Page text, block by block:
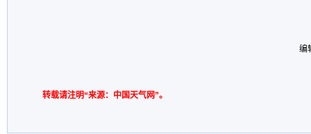
编
转载请注明“来源：中国天气网”。